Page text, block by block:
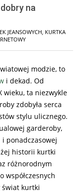
na
JEANSOWYCH KURTKA
modzie, to
i dekad. Od
wieku, ta niezwykle
zdobyła serca
stylu ulicznego.
garderoby,
ponadczasowej
historii kurtki
różnorodnym
współczesnych
świat kurtki